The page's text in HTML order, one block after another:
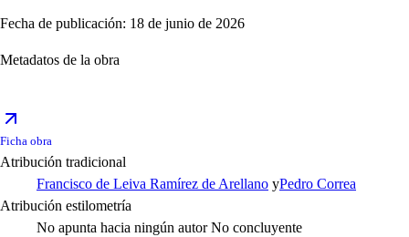
Fecha de publicación: 18 de junio de 2026
Metadatos de la obra
Ficha obra
Atribución tradicional
Francisco de Leiva Ramírez de Arellano yPedro Correa
Atribución estilometría
No apunta hacia ningún autor No concluyente